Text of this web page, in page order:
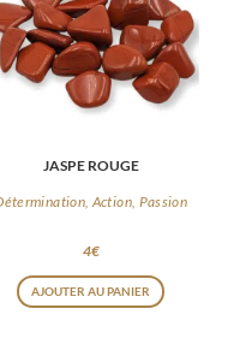
JASPE ROUGE
Action, Passion
4€
AJOUTER AU PANIER